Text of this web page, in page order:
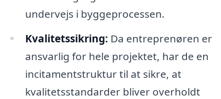
undervejs i byggeprocessen.
Kvalitetssikring: Da entreprenøren er
ansvarlig for hele projektet, har de en
incitamentstruktur til at sikre, at
kvalitetsstandarder bliver overholdt